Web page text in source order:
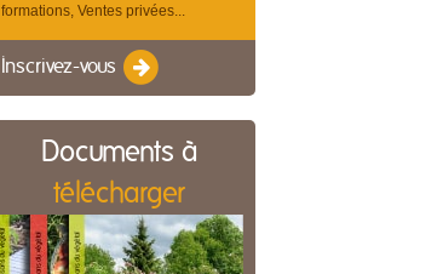
formations, Ventes privées...
Inscrivez-vous
Documents à
télécharger